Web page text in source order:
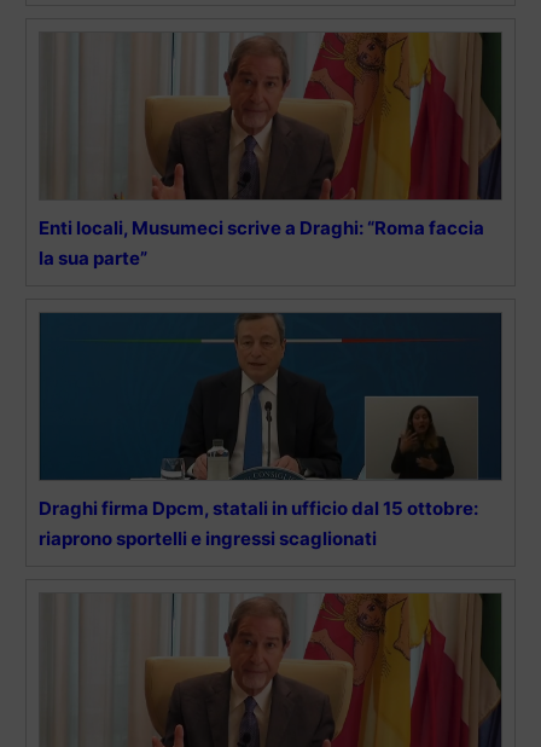
Enti locali, Musumeci scrive a Draghi: “Roma faccia
la sua parte”
Draghi firma Dpcm, statali in ufficio dal 15 ottobre:
riaprono sportelli e ingressi scaglionati